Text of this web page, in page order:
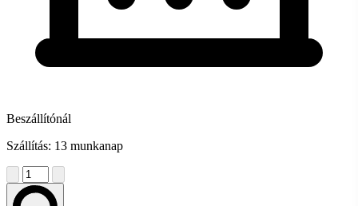
Beszállítónál
Szállítás: 13 munkanap